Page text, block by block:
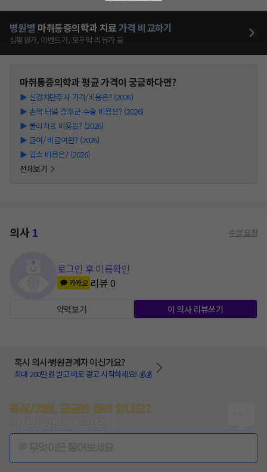
병원별 마취통증의학과 치료가격 비교하기
심평원가, 이벤트가, 모두닥 리뷰가 등
마취통증의학과평균 가격이 궁금하다면?
▶ 신경차단주사 가격/비용은? (2026)
▶ 손목 터널 증후군 수술 비용은? (2026)
▶ 물리치료 비용은? (2026)
▶ 급여/ 비급여란? (2026)
▶ 깁스 비용은? (2026)
전체보기
의사1 수정 요청
로그인 후 이름확인
카카오 리뷰0
약력보기 이 의사 리뷰쓰기
혹시 의사·병원관계자 이신가요?
최대 200만원 받고 바로 광고 시작하세요! 💰💰
증상/치료, 궁금한 점이 있나요?